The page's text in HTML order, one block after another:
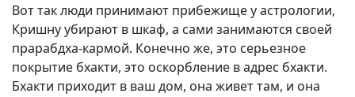
Вот так люди принимают прибежище у астрологии,
Кришну убирают в шкаф, а сами занимаются своей
прарабдха-кармой. Конечно же, это серьезное
покрытие бхакти, это оскорбление в адрес бхакти.
Бхакти приходит в ваш дом, она живет там, и она